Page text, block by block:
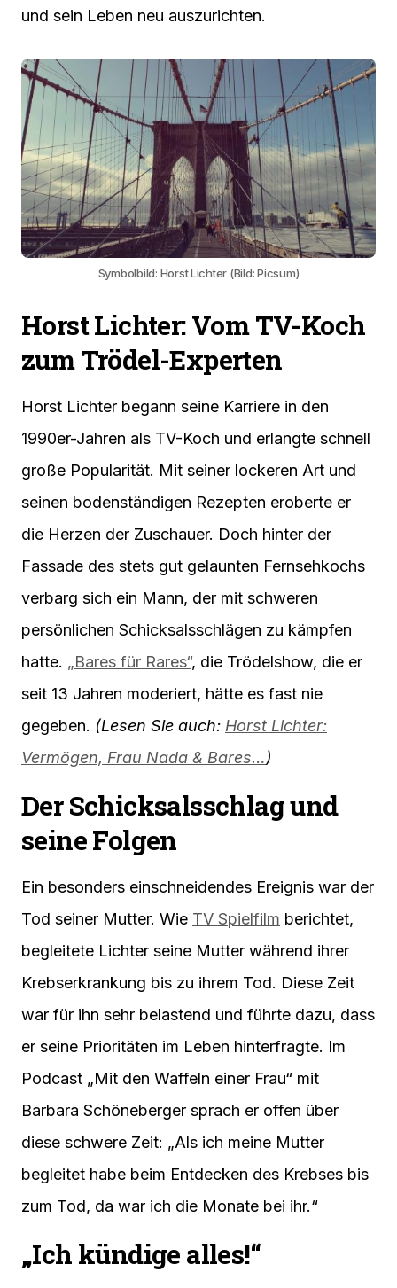
und sein Leben neu auszurichten.
Symbolbild: Horst Lichter (Bild: Picsum)
Horst Lichter: Vom TV-Koch
zum Trödel-Experten
Horst Lichter begann seine Karriere in den
1990er-Jahren als TV-Koch und erlangte schnell
große Popularität. Mit seiner lockeren Art und
seinen bodenständigen Rezepten eroberte er
die Herzen der Zuschauer. Doch hinter der
Fassade des stets gut gelaunten Fernsehkochs
verbarg sich ein Mann, der mit schweren
persönlichen Schicksalsschlägen zu kämpfen
hatte. „Bares für Rares“, die Trödelshow, die er
seit 13 Jahren moderiert, hätte es fast nie
gegeben. (Lesen Sie auch: Horst Lichter:
Vermögen, Frau Nada & Bares…)
Der Schicksalsschlag und
seine Folgen
Ein besonders einschneidendes Ereignis war der
Tod seiner Mutter. Wie TV Spielfilm berichtet,
begleitete Lichter seine Mutter während ihrer
Krebserkrankung bis zu ihrem Tod. Diese Zeit
war für ihn sehr belastend und führte dazu, dass
er seine Prioritäten im Leben hinterfragte. Im
Podcast „Mit den Waffeln einer Frau“ mit
Barbara Schöneberger sprach er offen über
diese schwere Zeit: „Als ich meine Mutter
begleitet habe beim Entdecken des Krebses bis
zum Tod, da war ich die Monate bei ihr.“
„Ich kündige alles!“